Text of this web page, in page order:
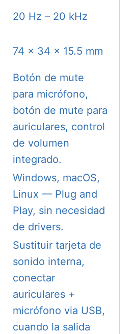
20 Hz – 20 kHz
74 × 34 × 15.5 mm
Botón de mute
para micrófono,
botón de mute para
auriculares, control
de volumen
integrado.
Windows, macOS,
Linux — Plug and
Play, sin necesidad
de drivers.
Sustituir tarjeta de
sonido interna,
conectar
auriculares +
micrófono via USB,
cuando la salida